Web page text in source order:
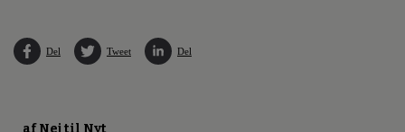
Del Tweet Del
af Nej til Nyt